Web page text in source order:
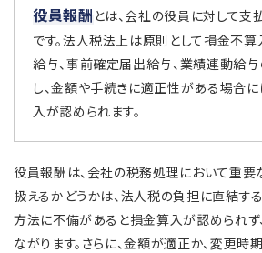
役員報酬 とは、会社の役員に対して支
です。法人税法上は原則として損金不算
給与、事前確定届出給与、業績連動給
し、金額や手続きに適正性がある場合
入が認められます。
役員報酬は、会社の税務処理において重要
扱えるかどうかは、法人税の負担に直結す
方法に不備があると損金算入が認められず
ながります。さらに、金額が適正か、変更時